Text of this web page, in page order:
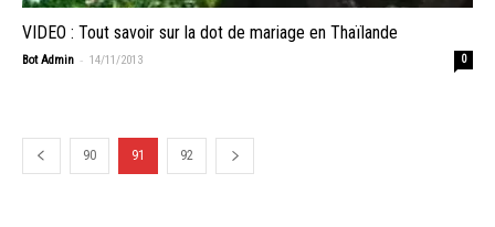
VIDEO : Tout savoir sur la dot de mariage en Thaïlande
Bot Admin - 14/11/2013 0
90 91 92